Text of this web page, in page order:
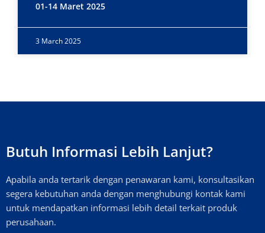
01-14 Maret 2025
3 March 2025
Butuh Informasi Lebih Lanjut?
Apabila anda tertarik dengan penawaran kami, konsultasikan
segera kebutuhan anda dengan menghubungi kontak kami
untuk mendapatkan informasi lebih detail terkait produk
perusahaan.